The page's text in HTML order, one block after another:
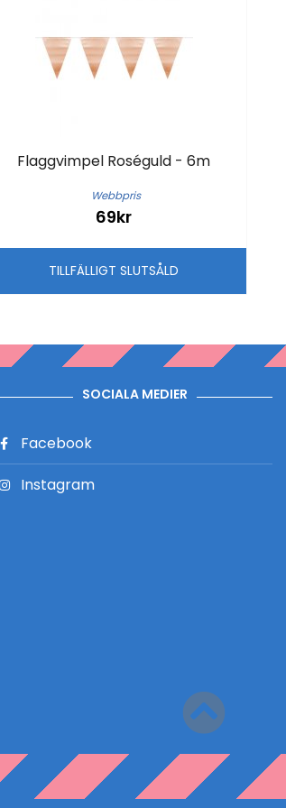
Flaggvimpel Roséguld - 6m
Webbpris
69kr
TILLFÄLLIGT SLUTSÅLD
SOCIALA MEDIER
Facebook
Instagram